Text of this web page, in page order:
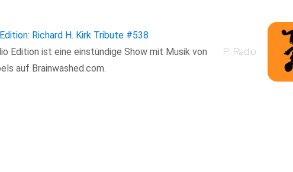
Richard H. Kirk Tribute #538
Edition ist eine einstündige Show mit Musik von
auf Brainwashed.com.
Pi Radio